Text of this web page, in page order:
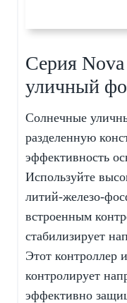
Серия
уличный
Солнечные
разделенную
эффективность
Используйте
литий-железо-
встроенным
стабилизирует
Этот контроллер
контролирует
эффективно